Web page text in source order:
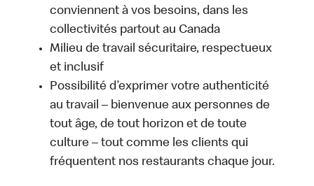
conviennent à vos besoins, dans les
collectivités partout au Canada
Milieu de travail sécuritaire, respectueux
et inclusif
Possibilité d’exprimer votre authenticité
au travail – bienvenue aux personnes de
tout âge, de tout horizon et de toute
culture – tout comme les clients qui
fréquentent nos restaurants chaque jour.